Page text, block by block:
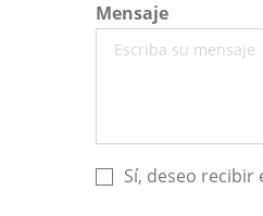
Mensaje
Sí, deseo